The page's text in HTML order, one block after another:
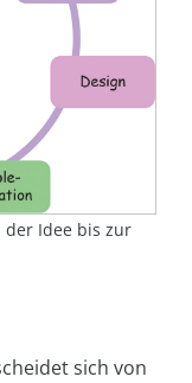
der Idee bis zur
sich von